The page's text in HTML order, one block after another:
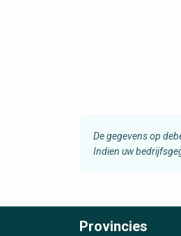
De gegevens op
Indien uw
Provincies